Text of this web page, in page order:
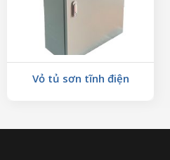
Vỏ tủ sơn tĩnh điện